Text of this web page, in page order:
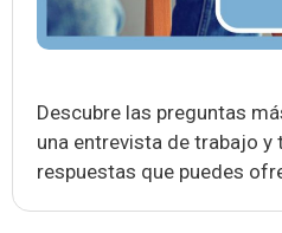
Descubre las preguntas
una entrevista de trabajo y
respuestas que puedes